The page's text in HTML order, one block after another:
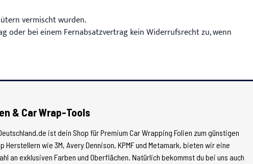
vermischt wurden.
oder bei einem Fernabsatzvertrag kein Widerrufsrecht zu, wenn
& Car Wrap-Tools
ist dein Shop für Premium Car Wrapping Folien zum günstigen
Herstellern wie 3M, Avery Dennison, KPMF und Metamark, bieten wir eine
an exklusiven Farben und Oberflächen. Natürlich bekommst du bei uns auch